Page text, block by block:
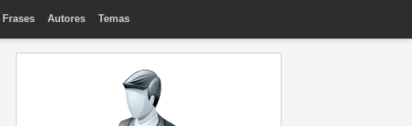
Frases Autores Temas